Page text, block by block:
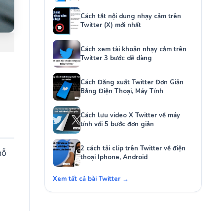
Cách tắt nội dung nhạy cảm trên
Twitter (X) mới nhất
Cách xem tài khoản nhạy cảm trên
Twitter 3 bước dễ dàng
Cách Đăng xuất Twitter Đơn Giản
Bằng Điện Thoại, Máy Tính
Cách lưu video X Twitter về máy
tính với 5 bước đơn giản
2 cách tải clip trên Twitter về điện
thoại Iphone, Android
Xem tất cả bài Twitter →